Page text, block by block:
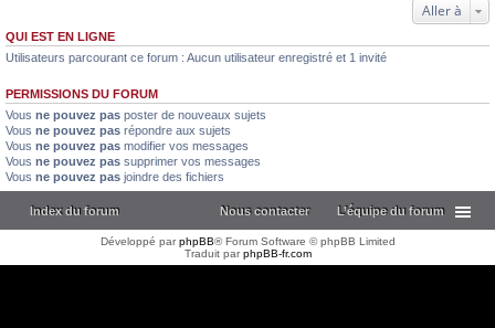
Aller à
QUI EST EN LIGNE
Utilisateurs parcourant ce forum : Aucun utilisateur enregistré et 1 invité
PERMISSIONS DU FORUM
Vous ne pouvez pas poster de nouveaux sujets
Vous ne pouvez pas répondre aux sujets
Vous ne pouvez pas modifier vos messages
Vous ne pouvez pas supprimer vos messages
Vous ne pouvez pas joindre des fichiers
Index du forum L’équipe du forum
Nous contacter
Développé parphpBB® Forum Software © phpBB Limited
Traduit parphpBB-fr.com